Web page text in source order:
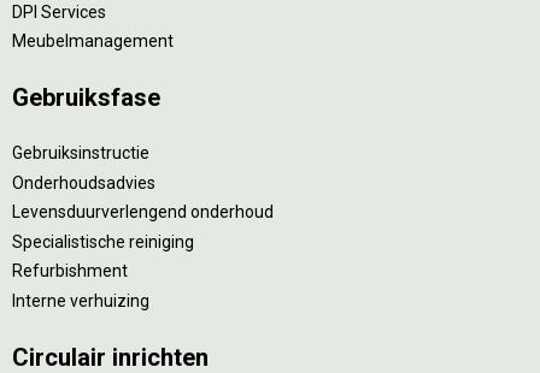
DPI Services
Meubelmanagement
Gebruiksfase
Gebruiksinstructie
Onderhoudsadvies
Levensduurverlengend onderhoud
Specialistische reiniging
Refurbishment
Interne verhuizing
Circulair inrichten